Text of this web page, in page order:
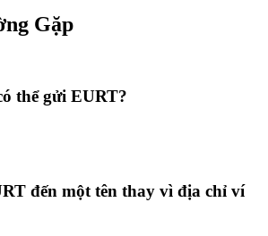
Gặp
thể gửi EURT?
đến một tên thay vì địa chỉ ví